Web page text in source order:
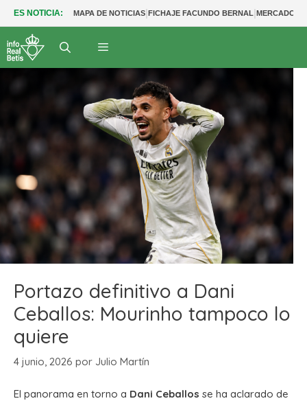
ES NOTICIA: MAPA DE NOTICIAS|FICHAJE FACUNDO BERNAL|MERCADO
Portazo definitivo a Dani
Ceballos: Mourinho tampoco lo
quiere
4 junio, 2026 por Julio Martín
El panorama en torno a Dani Ceballos se ha aclarado de